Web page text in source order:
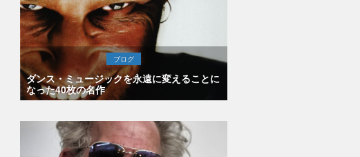
ブログ
ダンス・ミュージックを永遠に変えることに
なった40枚の名作